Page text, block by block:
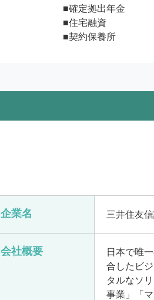
■確定拠出年金
■住宅融資
■契約保養所
企業名 三井住友
会社概要
日本で唯
合したビ
タルなソ
事業」「